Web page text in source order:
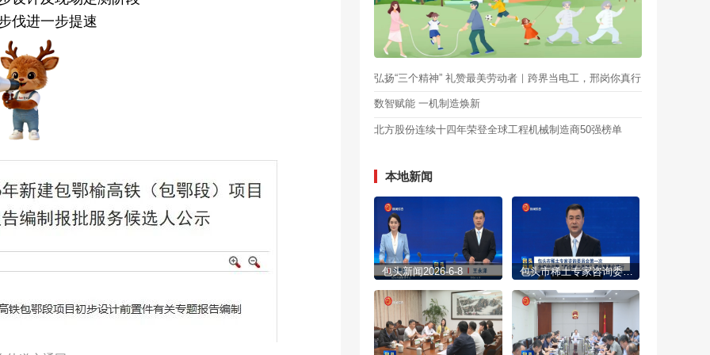
伐进一步提速
弘扬“三个精神” 礼赞最美劳动者｜跨界当电工，邢岗你真行
数智赋能 一机制造焕新
北方股份连续十四年荣登全球工程机械制造商50强榜单
本地新闻
包头新闻2026-6-8 包头市稀土专家咨询委员会第一次全体会议暨“两个稀土基地”建设推进会举行